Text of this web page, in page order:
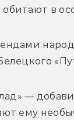
в
—
ему